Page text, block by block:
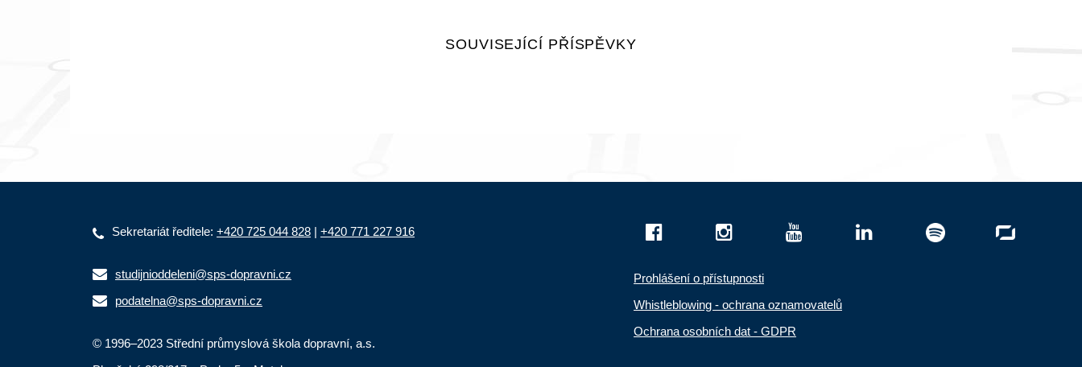
SOUVISEJÍCÍ PŘÍSPĚVKY
Sekretariát ředitele: +420 725 044 828 | +420 771 227 916
studijnioddeleni@sps-dopravni.cz
podatelna@sps-dopravni.cz
© 1996–2023 Střední průmyslová škola dopravní, a.s.
Prohlášení o přístupnosti
Whistleblowing - ochrana oznamovatelů
Ochrana osobních dat - GDPR